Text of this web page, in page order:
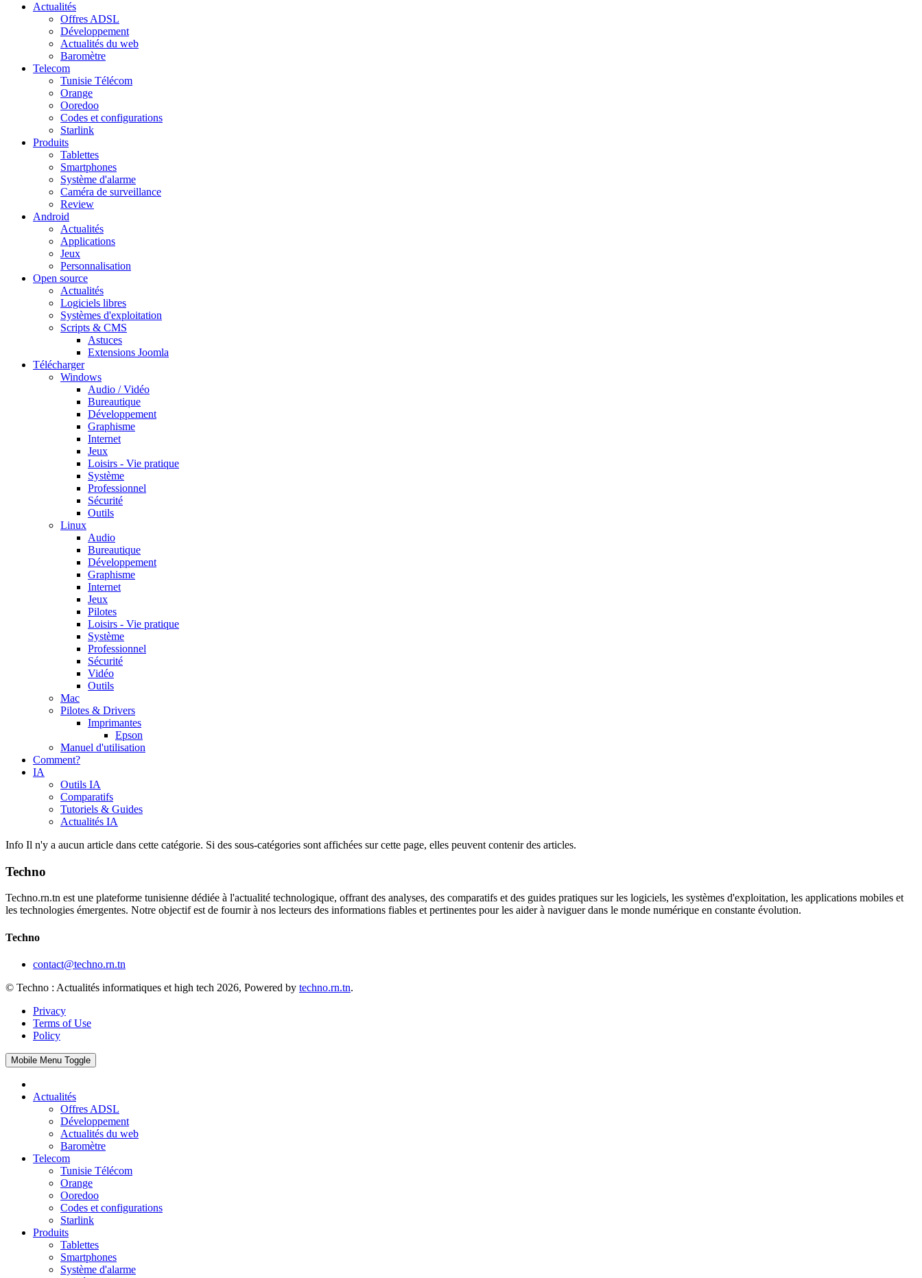
Actualités
Offres ADSL
Développement
Actualités du web
Baromètre
Telecom
Tunisie Télécom
Orange
Ooredoo
Codes et configurations
Starlink
Produits
Tablettes
Smartphones
Système d'alarme
Caméra de surveillance
Review
Android
Actualités
Applications
Jeux
Personnalisation
Open source
Actualités
Logiciels libres
Systèmes d'exploitation
Scripts & CMS
Astuces
Extensions Joomla
Télécharger
Windows
Audio / Vidéo
Bureautique
Développement
Graphisme
Internet
Jeux
Loisirs - Vie pratique
Système
Professionnel
Sécurité
Outils
Linux
Audio
Bureautique
Développement
Graphisme
Internet
Jeux
Pilotes
Loisirs - Vie pratique
Système
Professionnel
Sécurité
Vidéo
Outils
Mac
Pilotes & Drivers
Imprimantes
Epson
Manuel d'utilisation
Comment?
IA
Outils IA
Comparatifs
Tutoriels & Guides
Actualités IA
Info Il n'y a aucun article dans cette catégorie. Si des sous-catégories sont affichées sur cette page, elles peuvent contenir des articles.
Techno
Techno.rn.tn est une plateforme tunisienne dédiée à l'actualité technologique, offrant des analyses, des comparatifs et des guides pratiques sur les logiciels, les systèmes d'exploitation, les applications mobiles et
les technologies émergentes. Notre objectif est de fournir à nos lecteurs des informations fiables et pertinentes pour les aider à naviguer dans le monde numérique en constante évolution.
Techno
contact@techno.rn.tn
© Techno : Actualités informatiques et high tech 2026, Powered by techno.rn.tn.
Privacy
Terms of Use
Policy
Mobile Menu Toggle
Actualités
Offres ADSL
Développement
Actualités du web
Baromètre
Telecom
Tunisie Télécom
Orange
Ooredoo
Codes et configurations
Starlink
Produits
Tablettes
Smartphones
Système d'alarme